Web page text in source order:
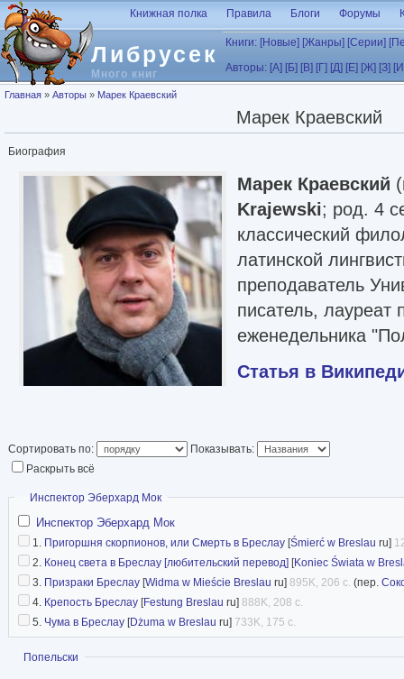
Перейти к основному содержанию
Либрусек
Много книг
Книжная полка Правила Блоги Форумы
Книги: [Новые] [Жанры] [Серии]
Авторы: [А] [Б] [В] [Г] [Д] [Е] [Ж] [З]
Вы здесь
Главная » Авторы » Марек Краевский
Марек Краевский
Биография
Марек Краевский
Krajewski; род. 4
классический
латинской
преподаватель
писатель, лауреат
еженедельника
Статья в
Сортировать по:
Показывать:
Раскрыть всё
Скрыть
Инспектор Эберхард Мок
Инспектор Эберхард Мок
1. Пригоршня скорпионов, или Смерть в Бреслау [Śmierć w Breslau ru]
2. Конец света в Бреслау [любительский перевод] [Koniec Świata w
3. Призраки Бреслау [Widma w Mieście Breslau ru] 895K, 206 с. (пер.
4. Крепость Бреслау [Festung Breslau ru] 888K, 208 с.
5. Чума в Бреслау [Dżuma w Breslau ru] 733K, 175 с.
Показать
Попельски